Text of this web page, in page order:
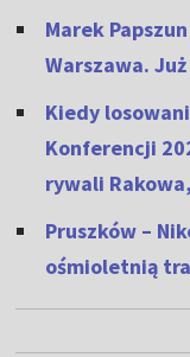
Marek
Warszawa.
Kiedy
Konferencji
rywali
Pruszków –
ośmioletnią